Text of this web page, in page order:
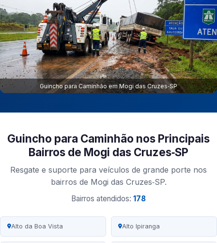
Guincho para Caminhão em Mogi das Cruzes‑SP
Guincho para Caminhão nos Principais
Bairros de Mogi das Cruzes‑SP
Resgate e suporte para veículos de grande porte nos
bairros de Mogi das Cruzes‑SP.
Bairros atendidos: 178
Alto da Boa Vista Alto Ipiranga